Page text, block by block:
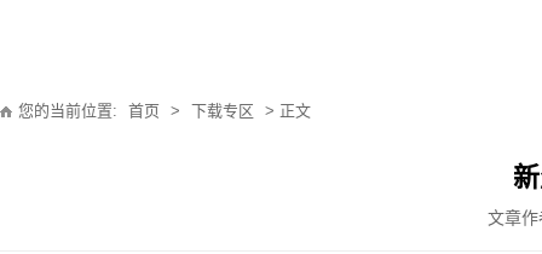
您的当前位置: 首页 > 下载专区 > 正文
文章